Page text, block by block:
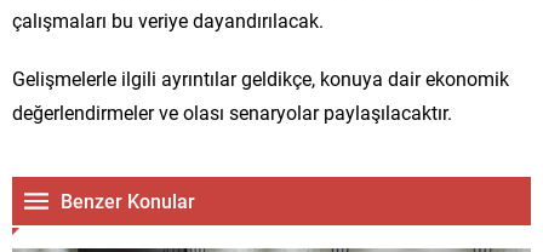
çalışmaları bu veriye dayandırılacak.
Gelişmelerle ilgili ayrıntılar geldikçe, konuya dair ekonomik
değerlendirmeler ve olası senaryolar paylaşılacaktır.
Benzer Konular